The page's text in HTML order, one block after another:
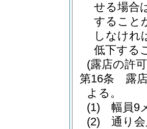
せる場合
すること
しなけれ
低下する
(露店の許
第16条
露
よる。
(1)
幅員9
(2)
通り